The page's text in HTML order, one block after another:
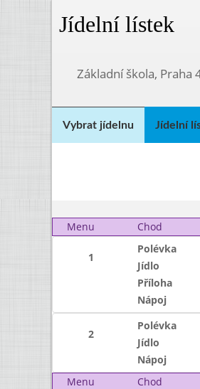
Jídelní lístek
Základní škola, Praha
Vybrat jídelnu Jídelní
Menu
Chod
1
Polévka
Jídlo
Příloha
Nápoj
2
Polévka
Jídlo
Nápoj
Menu
Chod